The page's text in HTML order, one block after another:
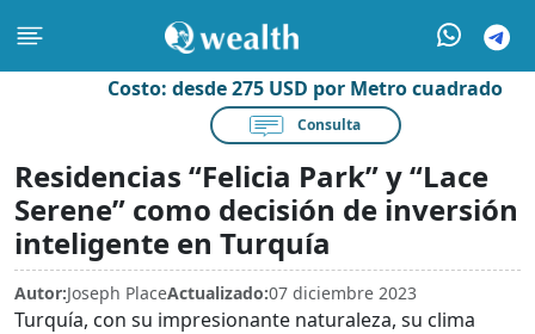
Costo: desde 275 USD por Metro cuadrado
Consulta
Residencias “Felicia Park” y “Lace
Serene” como decisión de inversión
inteligente en Turquía
Autor:Joseph PlaceActualizado:07 diciembre 2023
Turquía, con su impresionante naturaleza, su clima